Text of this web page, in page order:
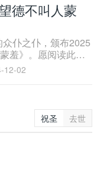
德不叫人蒙
仆之仆，颁布2025
羞》。愿阅读此诏
12-02
祝圣 去世